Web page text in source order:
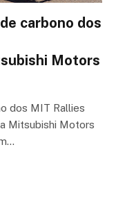
carbono dos
Motors
dos MIT Rallies
Mitsubishi Motors